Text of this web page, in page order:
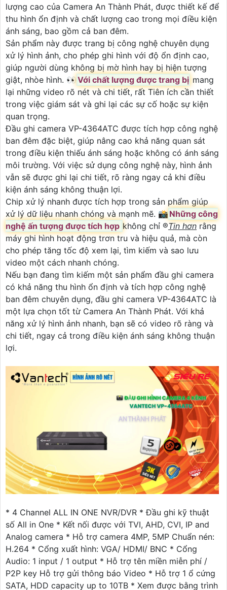
lượng cao của Camera An Thành Phát, được thiết kế để
thu hình ổn định và chất lượng cao trong mọi điều kiện
ánh sáng, bao gồm cả ban đêm.
Sản phẩm này được trang bị công nghệ chuyên dụng
xử lý hình ảnh, cho phép ghi hình với độ ổn định cao,
giúp người dùng không bị mờ hình hay bị hiện tượng
giật, nhòe hình. ️👀Với chất lượng được trang bị mang
lại những video rõ nét và chi tiết, rất Tiên ích cần thiết
trong việc giám sát và ghi lại các sự cố hoặc sự kiện
quan trọng.
Đầu ghi camera VP-4364ATC được tích hợp công nghệ
ban đêm đặc biệt, giúp nâng cao khả năng quan sát
trong điều kiện thiếu ánh sáng hoặc không có ánh sáng
môi trường. Với việc sử dụng công nghệ này, hình ảnh
vẫn sẽ được ghi lại chi tiết, rõ ràng ngay cả khi điều
kiện ánh sáng không thuận lợi.
Chip xử lý nhanh được tích hợp trong sản phẩm giúp
xử lý dữ liệu nhanh chóng và mạnh mẽ. 📸 Những công
nghệ ấn tượng được tích hợp không chỉ ®️Tin hơnrằng
máy ghi hình hoạt động trơn tru và hiệu quả, mà còn
cho phép tăng tốc độ xem lại, tìm kiếm và sao lưu
video một cách nhanh chóng.
Nếu bạn đang tìm kiếm một sản phẩm đầu ghi camera
có khả năng thu hình ổn định và tích hợp công nghệ
ban đêm chuyên dụng, đầu ghi camera VP-4364ATC là
một lựa chọn tốt từ Camera An Thành Phát. Với khả
năng xử lý hình ảnh nhanh, bạn sẽ có video rõ ràng và
chi tiết, ngay cả trong điều kiện ánh sáng không thuận
lợi.
* 4 Channel ALL IN ONE NVR/DVR * Đầu ghi kỹ thuật
số All in One * Kết nối được với TVI, AHD, CVI, IP and
Analog camera * Hỗ trợ camera 4MP, 5MP Chuẩn nén:
H.264 * Cổng xuất hình: VGA/ HDMI/ BNC * Cổng
Audio: 1 input / 1 output * Hỗ trợ tên miền miễn phí /
P2P key Hỗ trợ gửi thông báo Video * Hỗ trợ 1 ổ cứng
SATA, HDD capacity up to 10TB * Xem được bằng trình